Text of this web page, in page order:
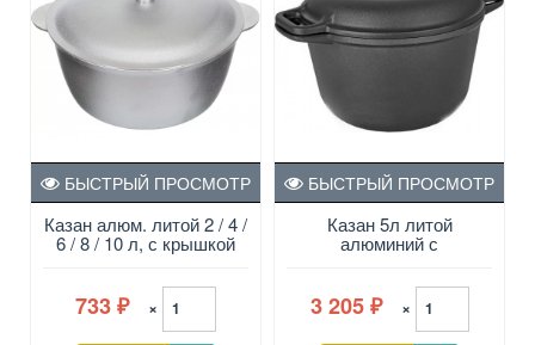
Казан алюм. литой 2 / 4 /
6 / 8 / 10 л, с крышкой
ТМ Биол
БЫСТРЫЙ ПРОСМОТР
733 ₽ ×
Казан 5л литой
алюминий с
покрытием LITTA
БЫСТРЫЙ ПРОСМОТР
3 205 ₽ ×